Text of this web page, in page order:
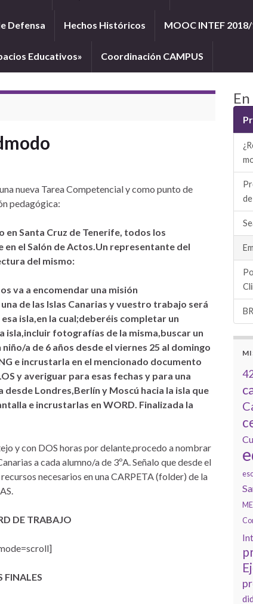
Defensa Hechos Históricos MOOC INTEF
Educativos» Coordinación CAMPUS
nueva Tarea Competencial y como punto de
pedagógica:
Santa Cruz de Tenerife, todos los
en el Salón de Actos.Un representante del
del mismo:
va a encomendar una misión
de las Islas Canarias y vuestro trabajo será
isla,en la cual;deberéis completar un
fotografías de la misma,buscar un
a de 6 años desde el viernes 25 al domingo
e incrustarla en el mencionado documento
y averiguar para esas fechas y para una
Londres,Berlín y Moscú hacia la isla que
e incrustarlas en WORD. Finalizada la
y con DOS horas por delante,procedo a nombrar
a cada alumno/a de 3ºA. Señalo que desde el
necesarios en una CARPETA (folder) de la
DE TRABAJO
FINALES